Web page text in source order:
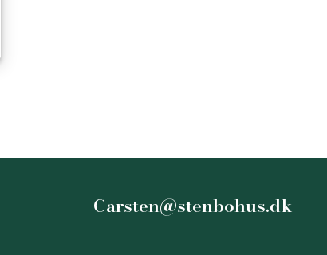
Carsten@stenbohus.dk